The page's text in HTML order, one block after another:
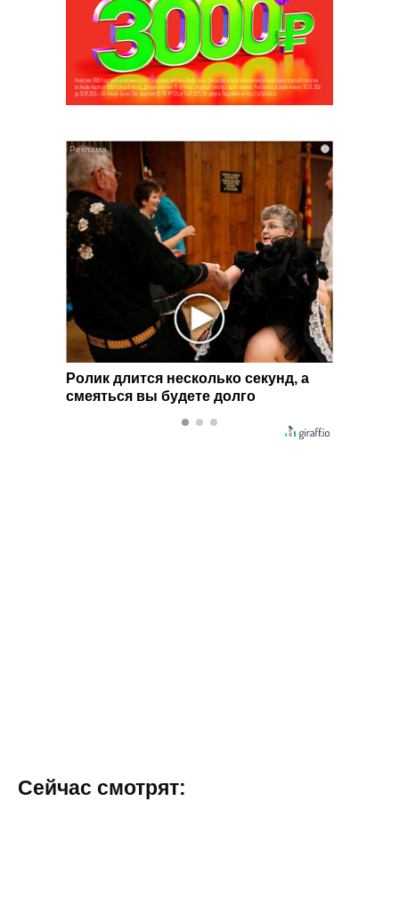
i
Ролик длится несколько секунд, а
смеяться вы будете долго
Сейчас смотрят: